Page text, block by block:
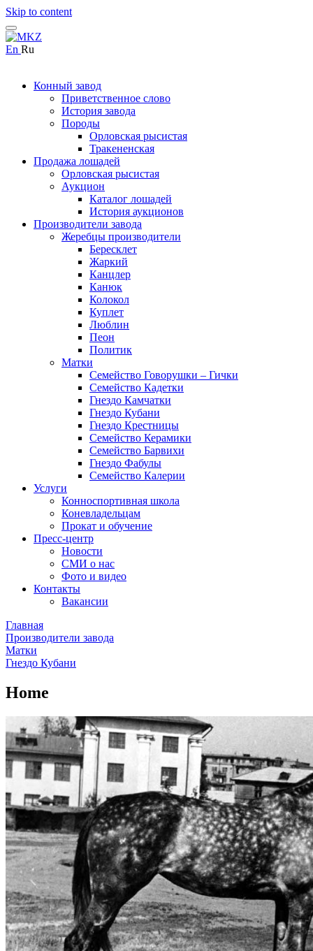
Skip to content
En Ru
Конный завод
Приветственное слово
История завода
Породы
Орловская рысистая
Тракененская
Продажа лошадей
Орловская рысистая
Аукцион
Каталог лошадей
История аукционов
Производители завода
Жеребцы производители
Бересклет
Жаркий
Канцлер
Канюк
Колокол
Куплет
Люблин
Пеон
Политик
Матки
Семейство Говорушки – Гички
Семейство Кадетки
Гнездо Камчатки
Гнездо Кубани
Гнездо Крестницы
Семейство Керамики
Семейство Барвихи
Гнездо Фабулы
Семейство Калерии
Услуги
Конноспортивная школа
Коневладельцам
Прокат и обучение
Пресс-центр
Новости
СМИ о нас
Фото и видео
Контакты
Вакансии
Главная
Производители завода
Матки
Гнездо Кубани
Home